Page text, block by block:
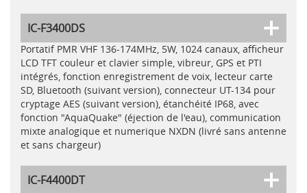
IC-F3400DS
Portatif PMR VHF 136-174MHz, 5W, 1024 canaux, afficheur
LCD TFT couleur et clavier simple, vibreur, GPS et PTI
intégrés, fonction enregistrement de voix, lecteur carte
SD, Bluetooth (suivant version), connecteur UT-134 pour
cryptage AES (suivant version), étanchéité IP68, avec
fonction "AquaQuake" (éjection de l'eau), communication
mixte analogique et numerique NXDN (livré sans antenne
et sans chargeur)
IC-F4400DT